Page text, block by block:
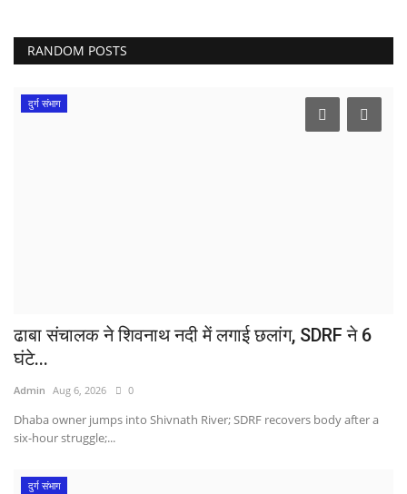
RANDOM POSTS
दुर्ग संभाग
ढाबा संचालक ने शिवनाथ नदी में लगाई छलांग, SDRF ने 6
घंटे...
Admin Aug 6, 2026 0
Dhaba owner jumps into Shivnath River; SDRF recovers body after a
six-hour struggle;...
दुर्ग संभाग